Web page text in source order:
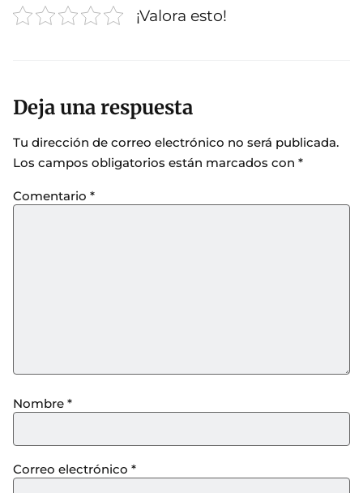
¡Valora esto!
Deja una respuesta
Tu dirección de correo electrónico no será publicada.
Los campos obligatorios están marcados con *
Comentario *
Nombre *
Correo electrónico *